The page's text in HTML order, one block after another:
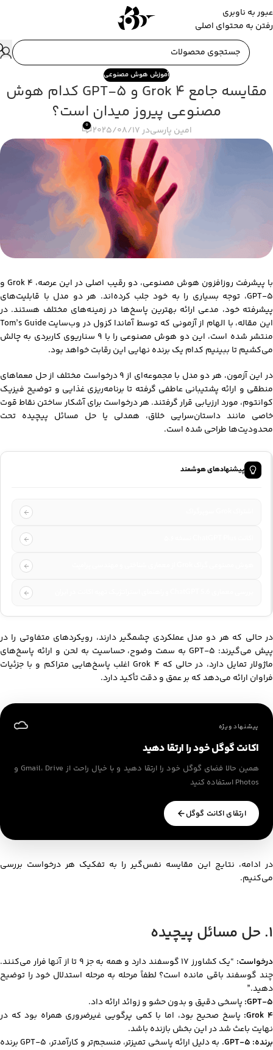
عبور به ناوبری
رفتن به محتوای اصلی
آموزش هوش مصنوعی
مقایسه جامع Grok 4 و GPT-5 کدام هوش
مصنوعی پیروز میدان است؟
امین پارسیدر 2025/08/17 0
با پیشرفت روزافزون هوش مصنوعی
، دو رقیب اصلی در این عرصه، Grok 4 و
GPT-5، توجه بسیاری را به خود جلب کرده‌اند. هر دو مدل با قابلیت‌های
پیشرفته خود، مدعی ارائه بهترین پاسخ‌ها در زمینه‌های مختلف هستند. در
این مقاله، با الهام از آزمونی که توسط آماندا کزول در وب‌سایت Tom’s Guide
منتشر شده است، این دو هوش مصنوعی را با 9 سناریوی کاربردی به چالش
می‌کشیم تا ببینیم کدام یک برنده نهایی این رقابت خواهد بود.
در این آزمون، هر دو مدل با مجموعه‌ای از 9 درخواست مختلف از حل معماهای
منطقی و ارائه پشتیبانی عاطفی گرفته تا برنامه‌ریزی غذایی و توضیح فیزیک
کوانتوم، مورد ارزیابی قرار گرفتند. هر درخواست برای آشکار ساختن نقاط قوت
خاصی مانند داستان‌سرایی خلاق، همدلی یا حل مسائل پیچیده تحت
محدودیت‌ها طراحی شده است.
پیشنهادهای هوشمند
در حالی که هر دو مدل عملکردی چشمگیر دارند، رویکردهای متفاوتی را در
پیش می‌گیرند: GPT-5 به سمت وضوح، حساسیت به لحن و ارائه پاسخ‌های
ماژولار تمایل دارد، در حالی که Grok 4 اغلب پاسخ‌هایی متراکم و با جزئیات
فراوان ارائه می‌دهد که بر عمق و دقت تأکید دارد.
پیشنهاد ویژه
اکانت گوگل خود را ارتقا دهید
همین حالا فضای گوگل خود را ارتقا دهید و با خیال راحت از Gmail، Drive و
Photos استفاده کنید
ارتقای اکانت گوگل
در ادامه، نتایج این مقایسه نفس‌گیر را به تفکیک هر درخواست بررسی
می‌کنیم.
۱. حل مسائل پیچیده
درخواست:
“یک کشاورز ۱۷ گوسفند دارد و همه به جز ۹ تا از آنها فرار می‌کنند.
چند گوسفند باقی مانده است؟ لطفاً مرحله به مرحله استدلال خود را توضیح
دهید.”
GPT-5: پاسخی دقیق و بدون حشو و زوائد ارائه داد.
Grok 4: پاسخ صحیح بود، اما با کمی پرگویی غیرضروری همراه بود که در
نهایت باعث شد در این بخش بازنده باشد.
برنده: GPT-5.
به دلیل ارائه پاسخی تمیزتر، منسجم‌تر و کارآمدتر، GPT-5 برنده